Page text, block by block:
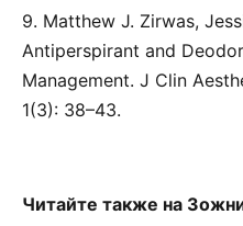
9. Matthew J. Zirwas,
Antiperspirant and
Management. J Clin
1(3): 38–43.
Читайте также на